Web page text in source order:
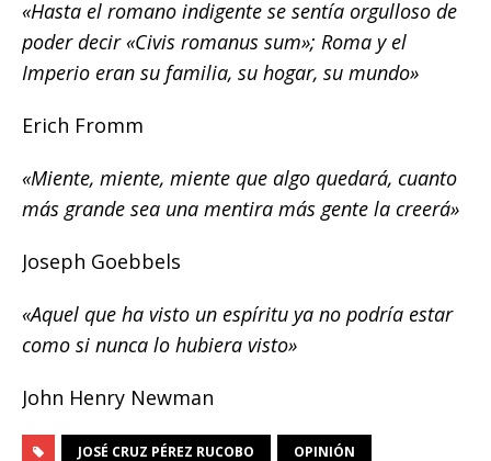
«Hasta el romano indigente se sentía orgulloso de
poder decir «Civis romanus sum»; Roma y el
Imperio eran su familia, su hogar, su mundo»
Erich Fromm
«Miente, miente, miente que algo quedará, cuanto
más grande sea una mentira más gente la creerá»
Joseph Goebbels
«Aquel que ha visto un espíritu ya no podría estar
como si nunca lo hubiera visto»
John Henry Newman
JOSÉ CRUZ PÉREZ RUCOBO OPINIÓN